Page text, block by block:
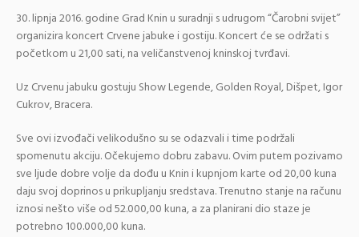
30. lipnja 2016. godine Grad Knin u suradnji s udrugom “Čarobni svijet”
organizira koncert Crvene jabuke i gostiju. Koncert će se održati s
početkom u 21,00 sati, na veličanstvenoj kninskoj tvrđavi.
Uz Crvenu jabuku gostuju Show Legende, Golden Royal, Dišpet, Igor
Cukrov, Bracera.
Sve ovi izvođači velikodušno su se odazvali i time podržali
spomenutu akciju. Očekujemo dobru zabavu. Ovim putem pozivamo
sve ljude dobre volje da dođu u Knin i kupnjom karte od 20,00 kuna
daju svoj doprinos u prikupljanju sredstava. Trenutno stanje na računu
iznosi nešto više od 52.000,00 kuna, a za planirani dio staze je
potrebno 100.000,00 kuna.